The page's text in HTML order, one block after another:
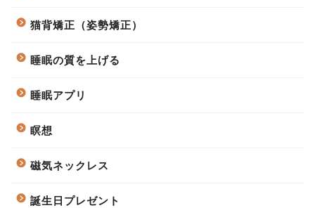
猫背矯正（姿勢矯正）
睡眠の質を上げる
睡眠アプリ
瞑想
磁気ネックレス
誕生日プレゼント